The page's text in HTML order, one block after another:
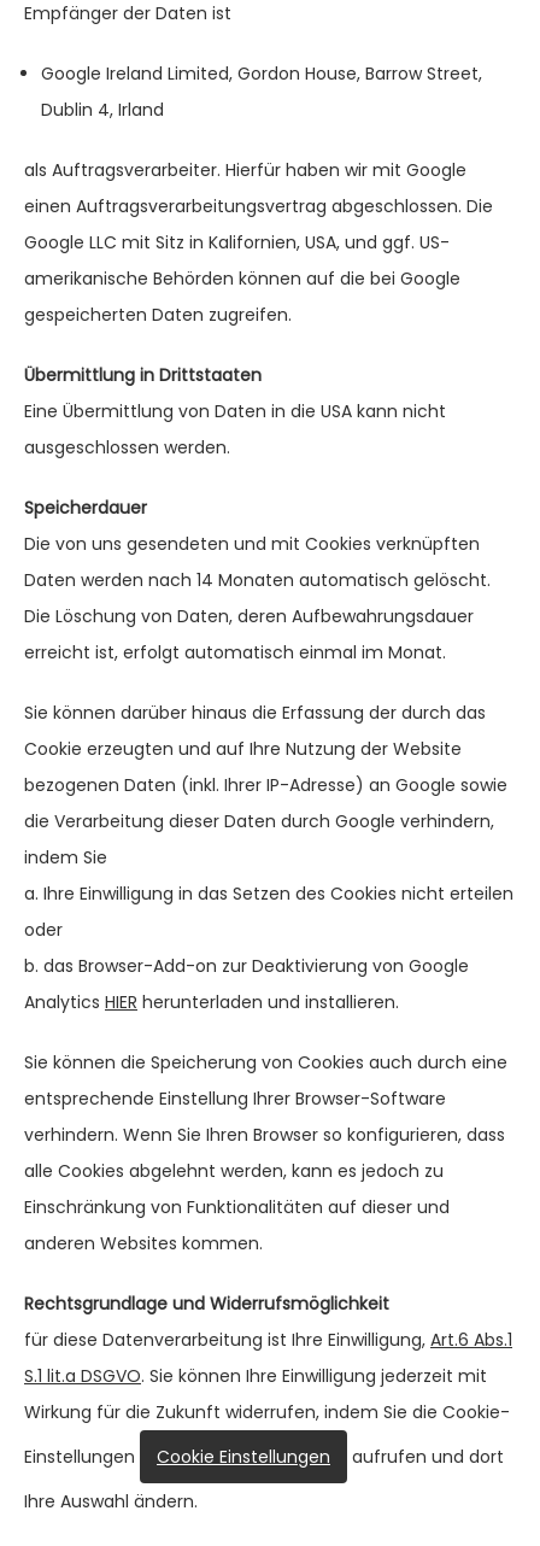
Empfänger der Daten ist
Google Ireland Limited, Gordon House, Barrow Street,
Dublin 4, Irland
als Auftragsverarbeiter. Hierfür haben wir mit Google
einen Auftragsverarbeitungsvertrag abgeschlossen. Die
Google LLC mit Sitz in Kalifornien, USA, und ggf. US-
amerikanische Behörden können auf die bei Google
gespeicherten Daten zugreifen.
Übermittlung in Drittstaaten
Eine Übermittlung von Daten in die USA kann nicht
ausgeschlossen werden.
Speicherdauer
Die von uns gesendeten und mit Cookies verknüpften
Daten werden nach 14 Monaten automatisch gelöscht.
Die Löschung von Daten, deren Aufbewahrungsdauer
erreicht ist, erfolgt automatisch einmal im Monat.
Sie können darüber hinaus die Erfassung der durch das
Cookie erzeugten und auf Ihre Nutzung der Website
bezogenen Daten (inkl. Ihrer IP-Adresse) an Google sowie
die Verarbeitung dieser Daten durch Google verhindern,
indem Sie
a. Ihre Einwilligung in das Setzen des Cookies nicht erteilen
oder
b. das Browser-Add-on zur Deaktivierung von Google
Analytics HIER herunterladen und installieren.
Sie können die Speicherung von Cookies auch durch eine
entsprechende Einstellung Ihrer Browser-Software
verhindern. Wenn Sie Ihren Browser so konfigurieren, dass
alle Cookies abgelehnt werden, kann es jedoch zu
Einschränkung von Funktionalitäten auf dieser und
anderen Websites kommen.
Rechtsgrundlage und Widerrufsmöglichkeit
für diese Datenverarbeitung ist Ihre Einwilligung, Art.6 Abs.1
S.1 lit.a DSGVO. Sie können Ihre Einwilligung jederzeit mit
Wirkung für die Zukunft widerrufen, indem Sie die Cookie-
Einstellungen
Cookie Einstellungen
aufrufen und dort
Ihre Auswahl ändern.